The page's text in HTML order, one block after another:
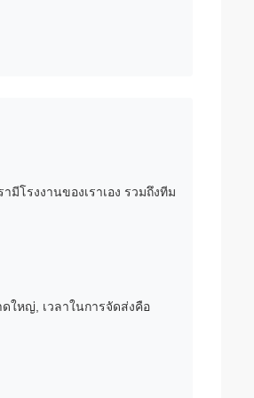
โรงงานของเราเอง รวมถึงทีม
ใหญ่, เวลาในการจัดส่งคือ